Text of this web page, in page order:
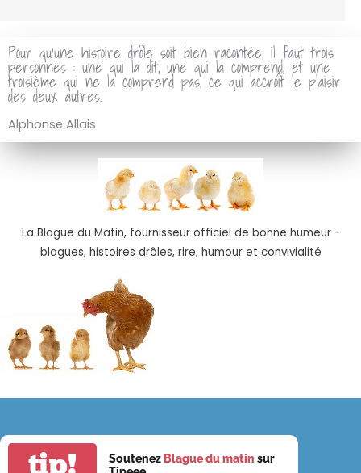
Pour qu’une histoire drôle soit bien racontée, il faut trois
personnes : une qui la dit, une qui la comprend, et une
troisième qui ne la comprend pas, ce qui accroît le plaisir
des deux autres.
Alphonse Allais
La Blague du Matin, fournisseur officiel de bonne humeur -
blagues, histoires drôles, rire, humour et convivialité
tip! Soutenez Blague du matin sur